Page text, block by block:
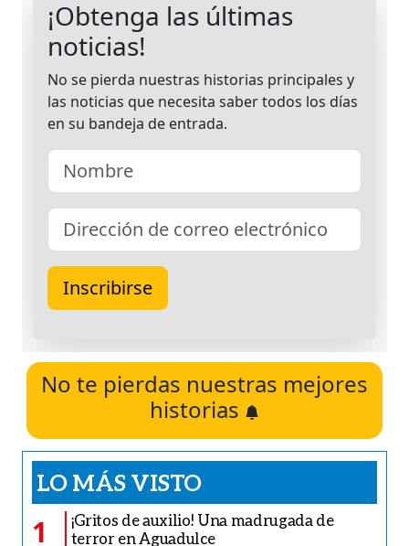
No te pierdas nuestras mejores
historias
LO MÁS VISTO
1
¡Gritos de auxilio! Una madrugada de
terror en Aguadulce